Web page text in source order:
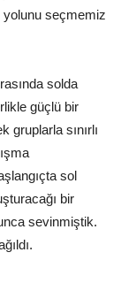
yolunu seçmemiz
solda
güçlü bir
gruplarla sınırlı
sol
bir
sevinmiştik.